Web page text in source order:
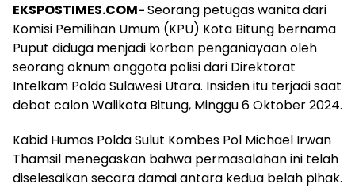
EKSPOSTIMES.COM-Seorang petugas wanita dari
Komisi Pemilihan Umum (KPU) Kota Bitung bernama
Puput diduga menjadi korban penganiayaan oleh
seorang oknum anggota polisi dari Direktorat
Intelkam Polda Sulawesi Utara. Insiden itu terjadi saat
debat calon Walikota Bitung, Minggu 6 Oktober 2024.
Kabid Humas Polda Sulut Kombes Pol Michael Irwan
Thamsil menegaskan bahwa permasalahan ini telah
diselesaikan secara damai antara kedua belah pihak.